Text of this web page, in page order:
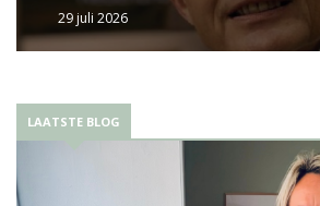
29 juli 2026
LAATSTE BLOG